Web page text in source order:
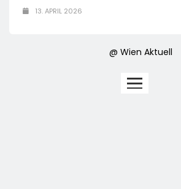
13. APRIL 2026
@ Wien Aktuell